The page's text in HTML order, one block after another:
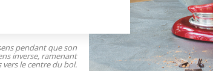
pendant que son
inverse, ramenant
le centre du bol.